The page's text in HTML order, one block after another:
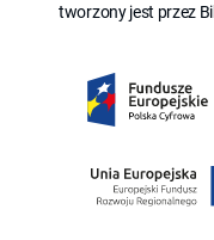
tworzony jest przez